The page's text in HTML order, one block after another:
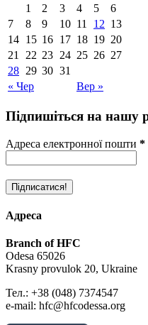
« Чер Вер »
1 2 3 4 5
6
7
8 9 10 11 12 13
14 15 16 17 18 19 20
21
22 23 24 25 26 27
28 29 30 31
Підпишіться на нашу
Адреса електронної пошти *
Адреса
Branch of HFC
Odesa 65026
Krasny provulok 20, Ukraine
Тел.: +38 (048) 7374547
e-mail: hfc@hfcodessa.org